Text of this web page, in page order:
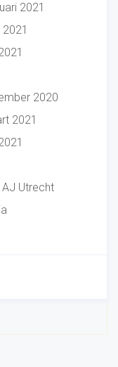
2021
2020
2021
Utrecht